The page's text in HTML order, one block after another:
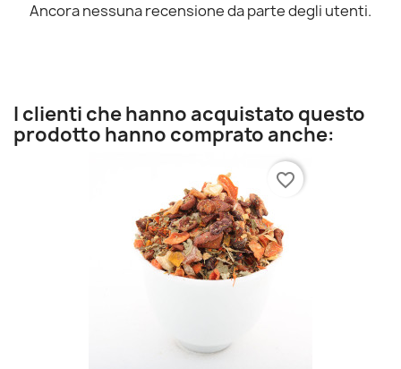
Ancora nessuna recensione da parte degli utenti.
I clienti che hanno acquistato questo
prodotto hanno comprato anche:
favorite_border